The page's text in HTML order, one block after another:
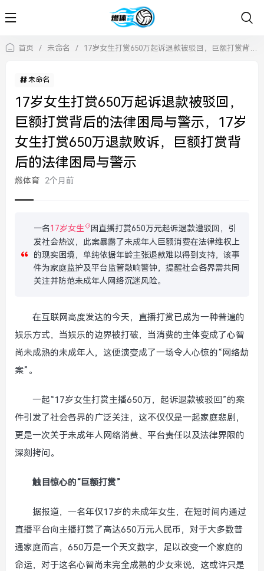
首页 / 未命名 / 17岁女生打赏650万起诉退款被驳回，巨额打赏背后的法律困局与警示，17岁女生打赏650万退款败诉，巨额打赏背后的法律困局与警示
未命名
17岁女生打赏650万起诉退款被驳回，
巨额打赏背后的法律困局与警示，17岁
女生打赏650万退款败诉，巨额打赏背
后的法律困局与警示
燃体育 2个月前
一名17岁女生
因直播打赏650万元起诉退款遭驳回，引
发社会热议，此案暴露了未成年人巨额消费在法律维权上
的现实困境，单纯依据年龄主张退款难以得到支持，该事
件为家庭监护及平台监管敲响警钟，提醒社会各界需共同
关注并防范未成年人网络沉迷风险。
在互联网高度发达的今天，直播打赏已成为一种普遍的
娱乐方式，当娱乐的边界被打破，当消费的主体变成了心智
尚未成熟的未成年人，这便演变成了一场令人心惊的“网络劫
案”。
一起“17岁女生打赏主播650万，起诉退款被驳回”的案
件引发了社会各界的广泛关注，这不仅仅是一起家庭悲剧，
更是一次关于未成年人网络消费、平台责任以及法律界限的
深刻拷问。
触目惊心的“巨额打赏”
据报道，一名年仅17岁的未成年女生，在短时间内通过
直播平台向主播打赏了高达650万元人民币，对于大多数普
通家庭而言，650万是一个天文数字，足以改变一个家庭的
命运，对于这名心智尚未完全成熟的少女来说，这或许只是